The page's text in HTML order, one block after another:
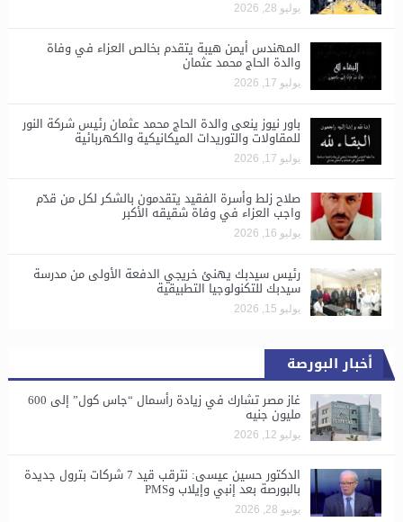
يوليو 28, 2026
المهندس أيمن هيبة يتقدم بخالص العزاء في وفاة
والدة الحاج محمد عثمان
يوليو 17, 2026
باور نيوز ينعى والدة الحاج محمد عثمان رئيس شركة النور
للمقاولات والتوريدات الميكانيكية والكهربائية
يوليو 17, 2026
صلاح زلط وأسرة الفقيد يتقدمون بالشكر لكل من قدّم
واجب العزاء في وفاة شقيقه الأكبر
يوليو 16, 2026
رئيس سيدبك يهنئ خريجي الدفعة الأولى من مدرسة
سيدبك للتكنولوجيا التطبيقية
يوليو 15, 2026
أخبار البورصة
غاز مصر تشارك في زيادة رأسمال “جاس كول” إلى 600
مليون جنيه
يوليو 12, 2026
الدكتور حسين عيسى: نترقب قيد 7 شركات بترول جديدة
بالبورصة بعد إنبي وإيلاب وPMS
يونيو 28, 2026